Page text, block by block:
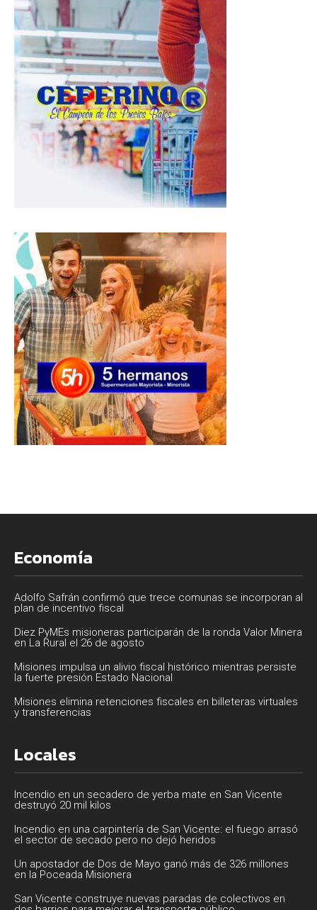
t
s
A
p
b
o
o
k
g
r
a
m
Economía
Adolfo Safrán confirmó que trece comunas se incorporan al
plan de incentivo fiscal
Diez PyMEs misioneras participarán de la ronda Valor Minera
en La Rural el 26 de agosto
Misiones impulsa un alivio fiscal histórico mientras persiste
la fuerte presión Estado Nacional
Misiones elimina retenciones fiscales en billeteras virtuales
y transferencias
Locales
Incendio en un secadero de yerba mate en San Vicente
destruyó 20 mil kilos
Incendio en una carpintería de San Vicente: el fuego arrasó
el sector de secado pero no dejó heridos
Un apostador de Dos de Mayo ganó más de 326 millones
en la Poceada Misionera
San Vicente construye nuevas paradas de colectivos en